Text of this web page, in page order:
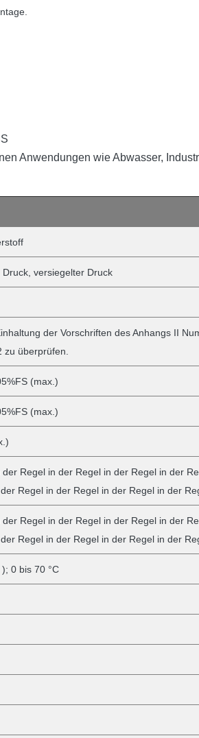
Anwendungen wie Abwasser,
versiegelter Druck
der Vorschriften des Anhangs II
zu überprüfen.
(max.)
(max.)
Regel in der Regel in der Regel in der
Regel in der Regel in der Regel in der
Regel in der Regel in der Regel in der
Regel in der Regel in der Regel in der
); 0 bis 70 °C